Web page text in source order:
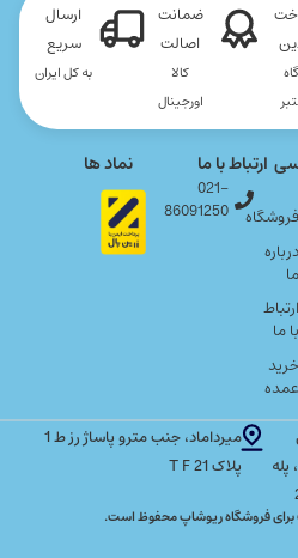
ضمانت
اصالت
کالا
اورجینال
ارسال
سریع
به کل ایران
پله
میرداماد، جنب مترو پاساژ رز ط 1
پلاک T F 21
فروشگاه
درباره
ما
ارتباط
با ما
خرید
عمده
ارتباط با ما
021-
86091250
نماد ها
فروشگاه ریوشاپ محفوظ است.